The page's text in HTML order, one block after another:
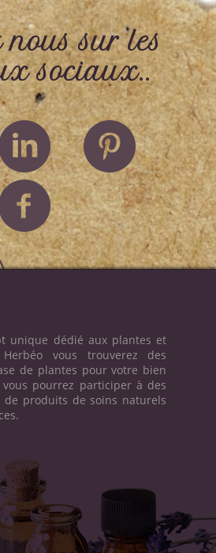
nous sur les
sociaux..
unique dédié aux plantes et
vous trouverez des
de plantes pour votre bien
pourrez participer à des
produits de soins naturels